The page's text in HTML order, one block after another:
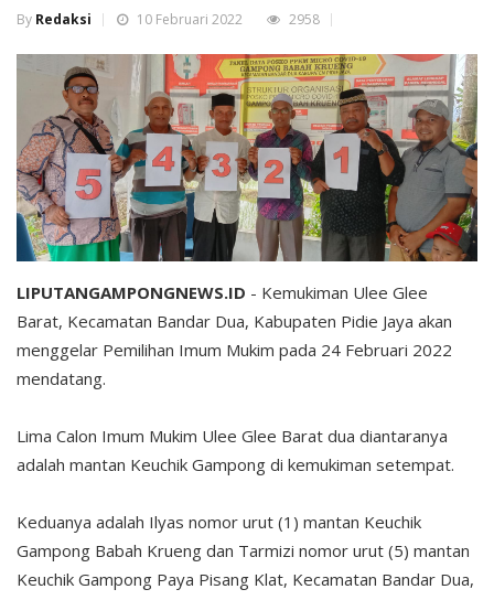
By Redaksi 10 Februari 2022 2958
LIPUTANGAMPONGNEWS.ID - Kemukiman Ulee Glee
Barat, Kecamatan Bandar Dua, Kabupaten Pidie Jaya akan
menggelar Pemilihan Imum Mukim pada 24 Februari 2022
mendatang.
Lima Calon Imum Mukim Ulee Glee Barat dua diantaranya
adalah mantan Keuchik Gampong di kemukiman setempat.
Keduanya adalah Ilyas nomor urut (1) mantan Keuchik
Gampong Babah Krueng dan Tarmizi nomor urut (5) mantan
Keuchik Gampong Paya Pisang Klat, Kecamatan Bandar Dua,